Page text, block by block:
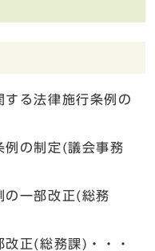
る法律施行条例の
例の制定(議会事務
の一部改正(総務
正(総務課)・・・